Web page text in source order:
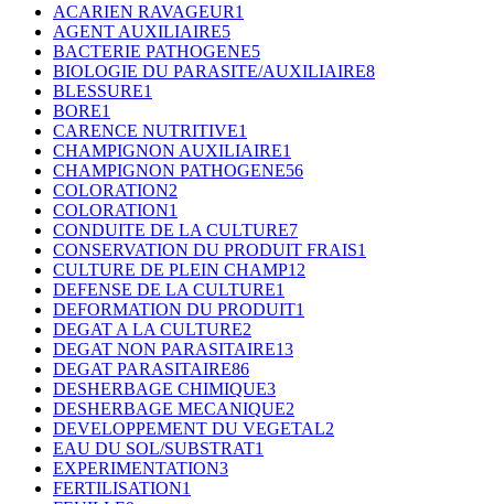
ACARIEN RAVAGEUR1
AGENT AUXILIAIRE5
BACTERIE PATHOGENE5
BIOLOGIE DU PARASITE/AUXILIAIRE8
BLESSURE1
BORE1
CARENCE NUTRITIVE1
CHAMPIGNON AUXILIAIRE1
CHAMPIGNON PATHOGENE56
COLORATION2
COLORATION1
CONDUITE DE LA CULTURE7
CONSERVATION DU PRODUIT FRAIS1
CULTURE DE PLEIN CHAMP12
DEFENSE DE LA CULTURE1
DEFORMATION DU PRODUIT1
DEGAT A LA CULTURE2
DEGAT NON PARASITAIRE13
DEGAT PARASITAIRE86
DESHERBAGE CHIMIQUE3
DESHERBAGE MECANIQUE2
DEVELOPPEMENT DU VEGETAL2
EAU DU SOL/SUBSTRAT1
EXPERIMENTATION3
FERTILISATION1